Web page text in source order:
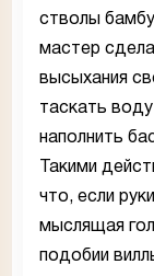
стволы
мастер
высыхания
таскать
наполнить
Такими
что, если
мыслящая
подобии